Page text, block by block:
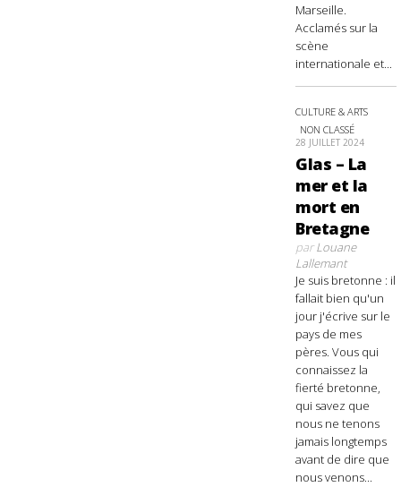
Marseille.
Acclamés sur la
scène
internationale et...
CULTURE & ARTS
NON CLASSÉ
28 JUILLET 2024
Glas – La
mer et la
mort en
Bretagne
parLouane
Lallemant
Je suis bretonne : il
fallait bien qu'un
jour j'écrive sur le
pays de mes
pères. Vous qui
connaissez la
fierté bretonne,
qui savez que
nous ne tenons
jamais longtemps
avant de dire que
nous venons...